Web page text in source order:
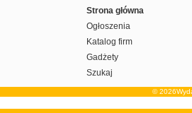
Strona główna
Ogłoszenia
Katalog firm
Gadżety
Szukaj
©